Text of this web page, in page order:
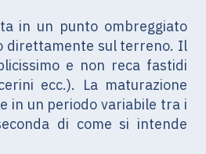
in un punto ombreggiato
direttamente sul terreno. Il
e non reca fastidi
ecc.). La maturazione
in un periodo variabile tra i
di come si intende